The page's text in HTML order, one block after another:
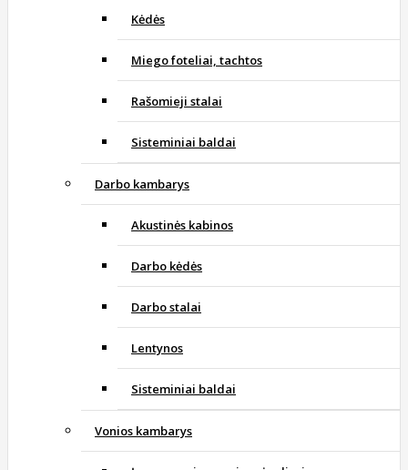
Kėdės
Miego foteliai, tachtos
Rašomieji stalai
Sisteminiai baldai
Darbo kambarys
Akustinės kabinos
Darbo kėdės
Darbo stalai
Lentynos
Sisteminiai baldai
Vonios kambarys